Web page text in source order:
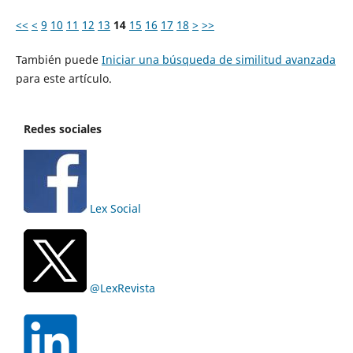
<< < 9 10 11 12 13 14 15 16 17 18 > >>
También puede Iniciar una búsqueda de similitud avanzada
para este artículo.
Redes sociales
Lex Social
@LexRevista